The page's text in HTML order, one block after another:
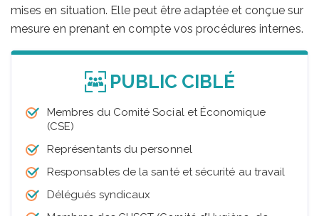
mises en situation. Elle peut être adaptée et conçue sur
mesure en prenant en compte vos procédures internes.
PUBLIC CIBLÉ
Membres du Comité Social et Économique
(CSE)
Représentants du personnel
Responsables de la santé et sécurité au travail
Délégués syndicaux